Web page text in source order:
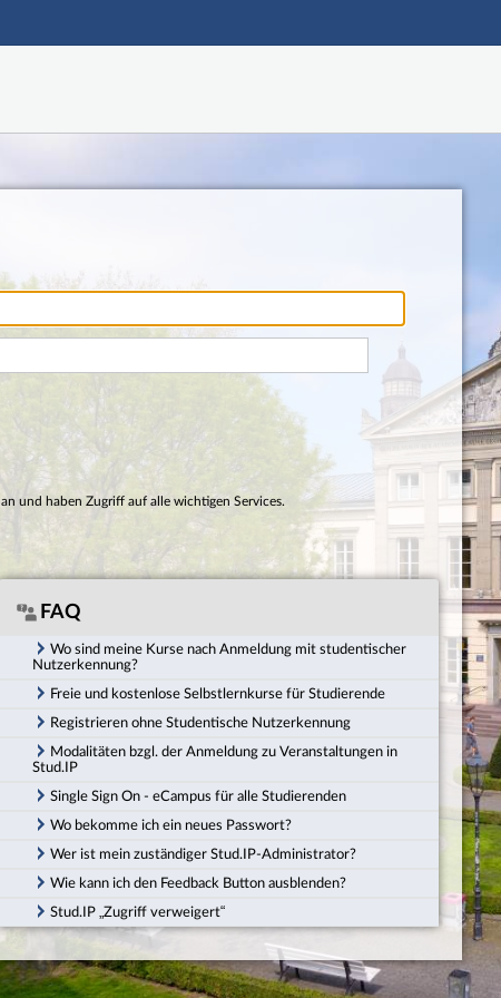
Hauptnavigation
an und haben Zugriff auf alle wichtigen Services.
FAQ
Wo sind meine Kurse nach Anmeldung mit studentischer
Nutzerkennung?
Freie und kostenlose Selbstlernkurse für Studierende
Registrieren ohne Studentische Nutzerkennung
Modalitäten bzgl. der Anmeldung zu Veranstaltungen in
Stud.IP
Single Sign On - eCampus für alle Studierenden
Wo bekomme ich ein neues Passwort?
Wer ist mein zuständiger Stud.IP-Administrator?
Wie kann ich den Feedback Button ausblenden?
Stud.IP „Zugriff verweigert“